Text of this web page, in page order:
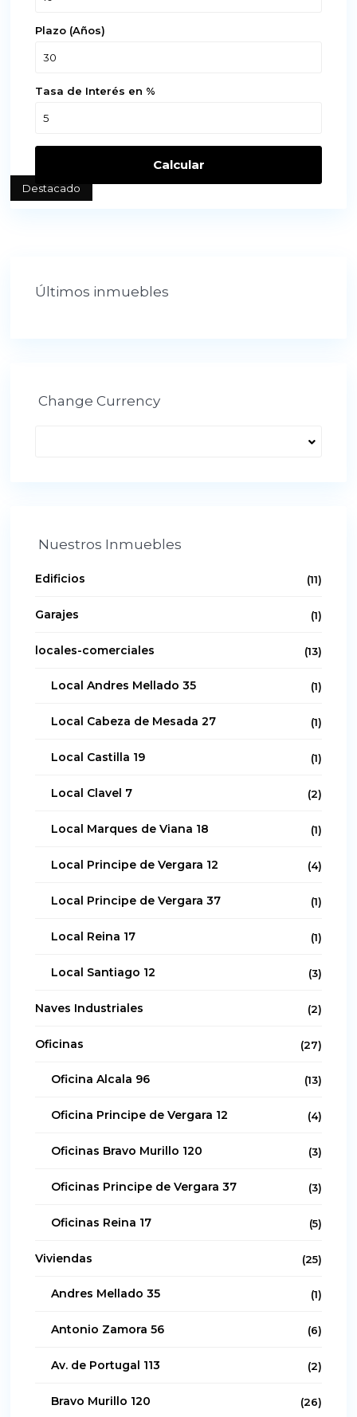
Plazo (Años)
Tasa de Interés en %
Calcular
Destacado
Últimos inmuebles
Change Currency
Nuestros Inmuebles
Edificios (11)
Garajes (1)
locales-comerciales (13)
Local Andres Mellado 35 (1)
Local Cabeza de Mesada 27 (1)
Local Castilla 19 (1)
Local Clavel 7 (2)
Local Marques de Viana 18 (1)
Local Principe de Vergara 12 (4)
Local Principe de Vergara 37 (1)
Local Reina 17 (1)
Local Santiago 12 (3)
Naves Industriales (2)
Oficinas (27)
Oficina Alcala 96 (13)
Oficina Principe de Vergara 12 (4)
Oficinas Bravo Murillo 120 (3)
Oficinas Principe de Vergara 37 (3)
Oficinas Reina 17 (5)
Viviendas (25)
Andres Mellado 35 (1)
Antonio Zamora 56 (6)
Av. de Portugal 113 (2)
Bravo Murillo 120 (26)